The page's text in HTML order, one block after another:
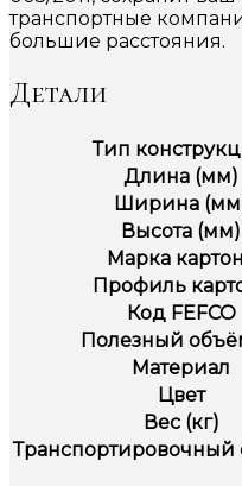
транспортные
большие расстояния.
Детали
Тип
Длина (мм)
Ширина
Высота (мм)
Марка
Профиль
Код FEFCO
Полезный
Материал
Цвет
Вес (кг)
Транспортировочный